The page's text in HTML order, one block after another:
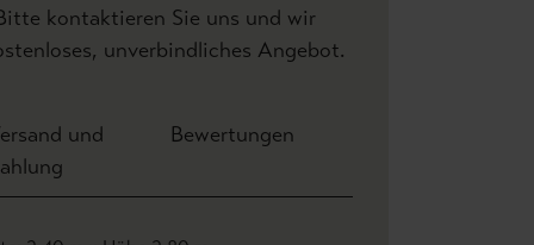
kontaktieren Sie uns und wir
unverbindliches Angebot.
und
Bewertungen